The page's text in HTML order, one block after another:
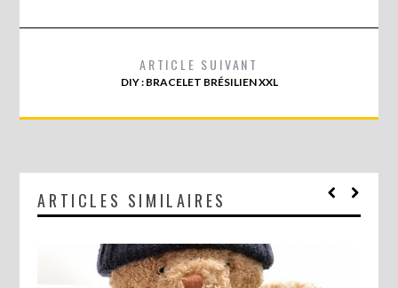
ARTICLE SUIVANT
DIY : BRACELET BRÉSILIEN XXL
ARTICLES SIMILAIRES